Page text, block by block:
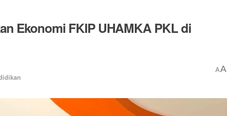
Ekonomi FKIP UHAMKA PKL di
AA